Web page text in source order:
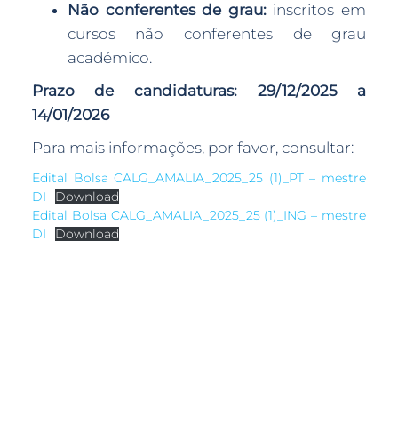
Não conferentes de grau:inscritos em
cursos não conferentes de grau
académico.
Prazo de candidaturas: 29/12/2025 a
14/01/2026
Para mais informações, por favor, consultar:
Edital Bolsa CALG_AMALIA_2025_25 (1)_PT – mestre
DI
Download
Edital Bolsa CALG_AMALIA_2025_25 (1)_ING – mestre
DI
Download